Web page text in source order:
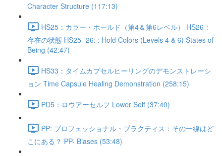
Character Structure (117:13)
HS25：カラー・ホールド（第4＆第6レベル） HS26：
存在の状態 HS25- 26: : Hold Colors (Levels 4 & 6) States of
Being (42:47)
HS33：タイムカプセルヒーリングのデモンストレーシ
ョン Time Capsule Healing Demonstration (258:15)
PD5：ロウアーセルフ Lower Self (37:40)
PP: プロフェッショナル・プラクティス：その一線はど
こにある？ PP- Biases (53:48)